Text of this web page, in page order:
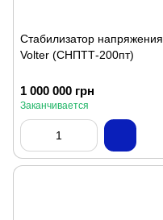
Стабилизатор напряжения
Volter (СНПТТ-200пт)
1 000 000 грн
Заканчивается